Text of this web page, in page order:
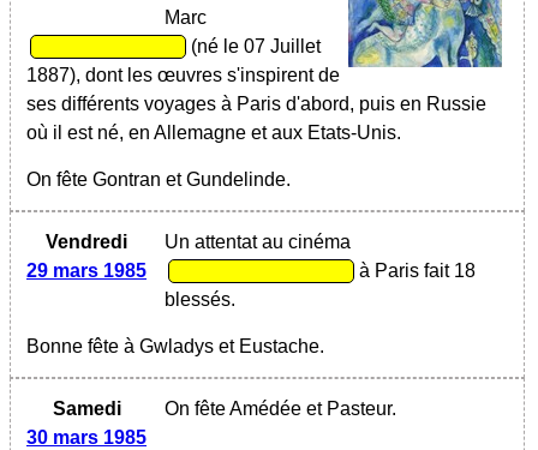
Marc
(né le 07 Juillet
1887), dont les œuvres s'inspirent de
ses différents voyages à Paris d'abord, puis en Russie
où il est né, en Allemagne et aux Etats-Unis.
On fête Gontran et Gundelinde.
Vendredi
29 mars 1985
Un attentat au cinéma
à Paris fait 18
blessés.
Bonne fête à Gwladys et Eustache.
Samedi
30 mars 1985
On fête Amédée et Pasteur.